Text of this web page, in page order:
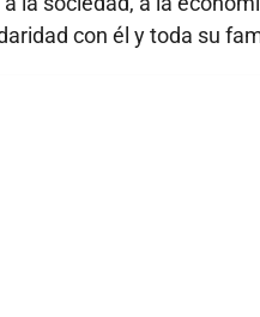
con él y toda su